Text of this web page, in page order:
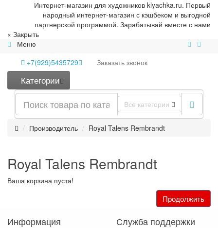
Интернет-магазин для художников klyachka.ru. Первый
народный интернет-магазин с кэшбеком и выгодной
партнерской программой. Зарабатывай вместе с нами
× Закрыть
Меню
+7(929)5435729
Заказать звонок
Категории
Все категории
Производитель Royal Talens Rembrandt
Royal Talens Rembrandt
Ваша корзина пуста!
Продолжить
Информация Служба поддержки